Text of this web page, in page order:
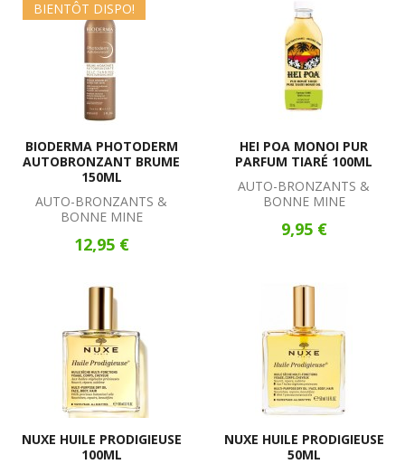
BIENTÔT DISPO!
BIODERMA PHOTODERM
AUTOBRONZANT BRUME
150ML
AUTO-BRONZANTS &
BONNE MINE
12,95 €
HEI POA MONOI PUR
PARFUM TIARÉ 100ML
AUTO-BRONZANTS &
BONNE MINE
9,95 €
NUXE HUILE PRODIGIEUSE
100ML
NUXE HUILE PRODIGIEUSE
50ML